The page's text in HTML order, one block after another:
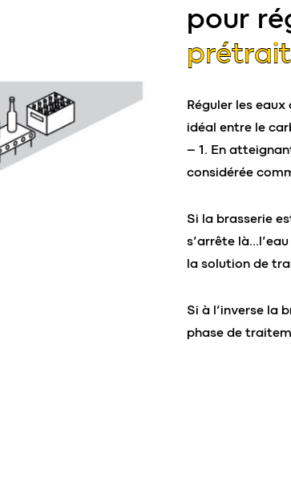
pour
Réguler les
idéal entre le
– 1. En
considérée
Si la brasserie
s’arrête
la solution de
Si à l’inverse la
phase de